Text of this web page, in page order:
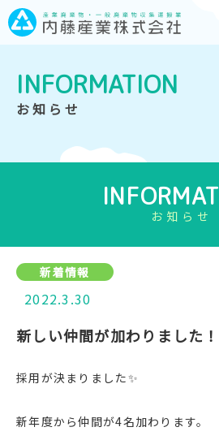
INFORMATION
お知らせ
0120-09-
受付時間／9：00～17：
お知らせ
新着情報
2022.3.30
新しい仲間が加わりました！
採用が決まりました✨
新年度から仲間が4名加わります。